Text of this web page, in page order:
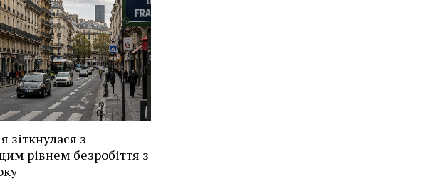
зіткнулася з
рівнем безробіття з